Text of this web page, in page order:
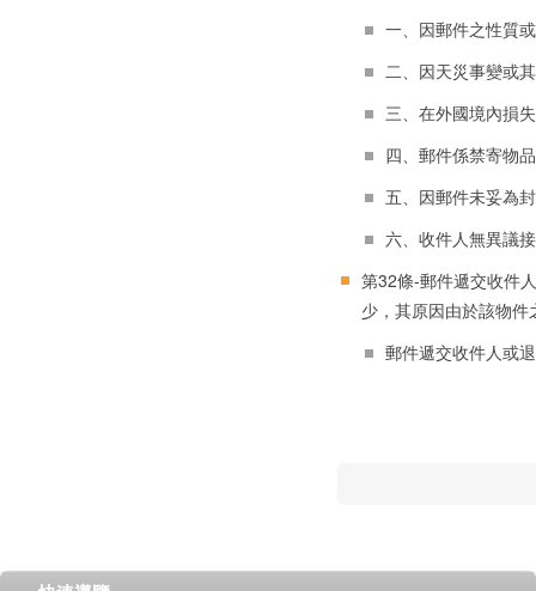
一、因郵件之性質
二、因天災事變或
三、在外國境內損
四、郵件係禁寄物
五、因郵件未妥為
六、收件人無異議
第32條-郵件遞交收件
少，其原因由於該物
郵件遞交收件人或